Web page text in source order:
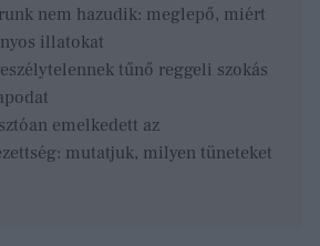
nem hazudik: meglepő, miért
illatokat
tűnő reggeli szokás
emelkedett az
mutatjuk, milyen tüneteket